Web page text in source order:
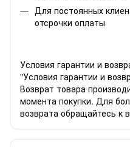
Для постоянных
отсрочки оплаты
Условия гарантии и
"Условия гарантии и
Возврат товара
момента покупки. Для
возврата обращайтесь к